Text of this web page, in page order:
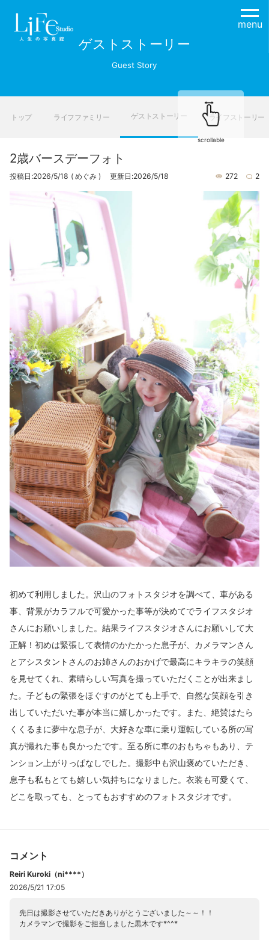
menu
ゲストストーリー
Guest Story
トップ ライフファミリー ゲストストーリー ライフストーリー
scrollable
2歳バースデーフォト
投稿日:2026/5/18 ( めぐみ ) 更新日:2026/5/18 272 2
初めて利用しました。沢山のフォトスタジオを調べて、車がある
事、背景がカラフルで可愛かった事等が決めてでライフスタジオ
さんにお願いしました。結果ライフスタジオさんにお願いして大
正解！初めは緊張して表情のかたかった息子が、カメラマンさん
とアシスタントさんのお姉さんのおかげで最高にキラキラの笑顔
を見せてくれ、素晴らしい写真を撮っていただくことが出来まし
た。子どもの緊張をほぐすのがとても上手で、自然な笑顔を引き
出していただいた事が本当に嬉しかったです。また、絶賛はたら
くくるまに夢中な息子が、大好きな車に乗り運転している所の写
真が撮れた事も良かったです。至る所に車のおもちゃもあり、テ
ンション上がりっぱなしでした。撮影中も沢山褒めていただき、
息子も私もとても嬉しい気持ちになりました。衣装も可愛くて、
どこを取っても、とってもおすすめのフォトスタジオです。
コメント
Reiri Kuroki（ni****）
2026/5/21 17:05
先日は撮影させていただきありがとうございました～～！！
カメラマンで撮影をご担当しました黒木です*^^*